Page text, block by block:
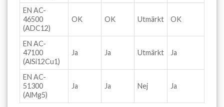
EN AC-
46500
(ADC12)
OK OK Utmärkt OK
EN AC-
47100
(AlSi12Cu1)
Ja Ja Utmärkt Ja
EN AC-
51300
(AlMg5)
Ja Ja Nej Ja